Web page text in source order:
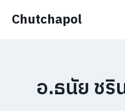
Chutchapol
อ.ธนัย ชริ